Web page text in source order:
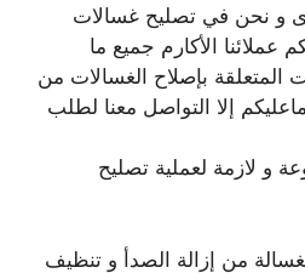
و نحن في تصليح غسالات
عملائنا الأكارم جميع ما
المتعلقة بإصلاح الغسالات من
إلا التواصل معنا لطلب
و لازمة لعملية تصليح
من إزالة الصدأ و تنظيف